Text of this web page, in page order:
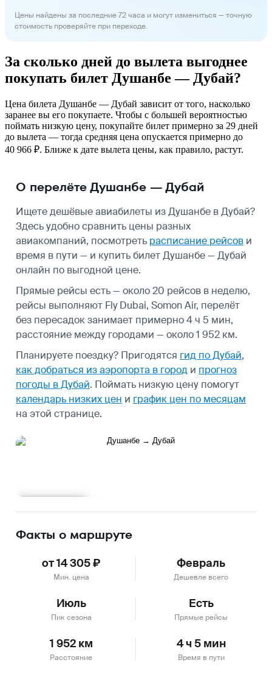
Цены найдены за последние 72 часа и могут измениться — точную
стоимость проверяйте при переходе.
За сколько дней до вылета выгоднее
покупать билет Душанбе — Дубай?
Цена билета Душанбе — Дубай зависит от того, насколько
заранее вы его покупаете. Чтобы с большей вероятностью
поймать низкую цену, покупайте билет примерно за 29 дней
до вылета — тогда средняя цена опускается примерно до
40 966 ₽. Ближе к дате вылета цены, как правило, растут.
О перелёте Душанбе — Дубай
Ищете дешёвые авиабилеты из Душанбе в Дубай?
Здесь удобно сравнить цены разных
авиакомпаний, посмотреть расписание рейсов и
время в пути — и купить билет Душанбе — Дубай
онлайн по выгодной цене.
Прямые рейсы есть — около 20 рейсов в неделю,
рейсы выполняют Fly Dubai, Somon Air, перелёт
без пересадок занимает примерно 4 ч 5 мин,
расстояние между городами — около 1 952 км.
Планируете поездку? Пригодятся гид по Дубай,
как добраться из аэропорта в город и прогноз
погоды в Дубай. Поймать низкую цену помогут
календарь низких цен и график цен по месяцам
на этой странице.
Факты о маршруте
от 14 305 ₽
Мин. цена
Февраль
Дешевле всего
Июль
Пик сезона
Есть
Прямые рейсы
1 952 км
Расстояние
4 ч 5 мин
Время в пути